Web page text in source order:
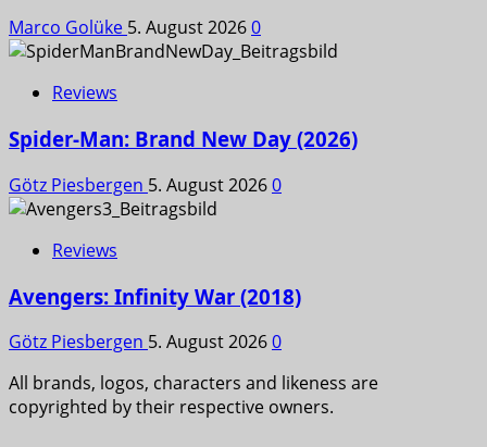
Marco Golüke 5. August 20260
Reviews
Spider-Man: Brand New Day (2026)
Götz Piesbergen 5. August 20260
Reviews
Avengers: Infinity War (2018)
Götz Piesbergen 5. August 20260
All brands, logos, characters and likeness are
copyrighted by their respective owners.